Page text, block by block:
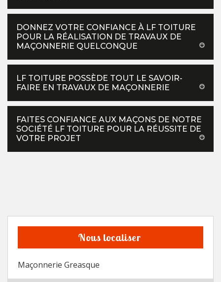
DONNEZ VOTRE CONFIANCE À LF TOITURE
POUR LA RÉALISATION DE TRAVAUX DE
MAÇONNERIE QUELCONQUE
LF TOITURE POSSÈDE TOUT LE SAVOIR-
FAIRE EN TRAVAUX DE MAÇONNERIE
FAITES CONFIANCE AUX MAÇONS DE NOTRE
SOCIÉTÉ LF TOITURE POUR LA RÉUSSITE DE
VOTRE PROJET
Nous localiser
Maçonnerie Greasque